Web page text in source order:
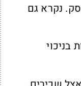
נקרא גם